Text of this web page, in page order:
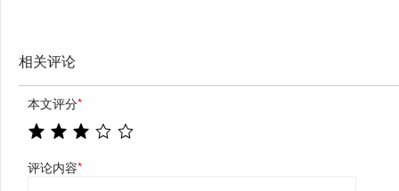
相关评论
本文评分*
评论内容*